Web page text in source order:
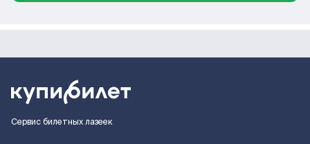
Сервис билетных лазеек